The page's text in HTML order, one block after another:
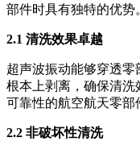
部件时具有独特的优势
2.1 清洗效果卓越
超声波振动能够穿透
根本上剥离，确保清
可靠性的航空航天零部
2.2 非破坏性清洗